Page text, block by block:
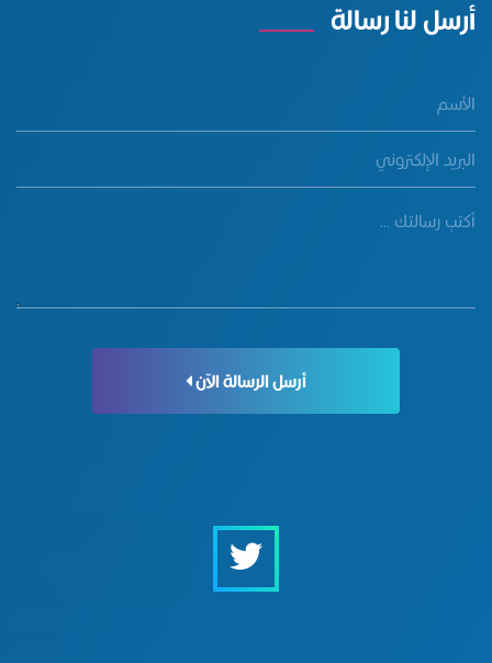
أرسل لنا رسالة
أرسل الرسالة الآن